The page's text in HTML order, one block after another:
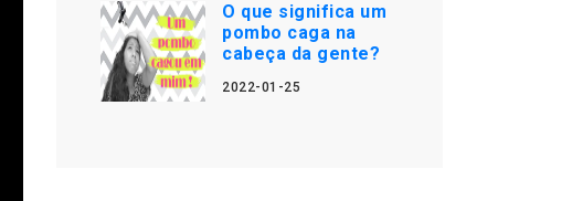
O que significa um
pombo caga na
cabeça da gente?
2022-01-25